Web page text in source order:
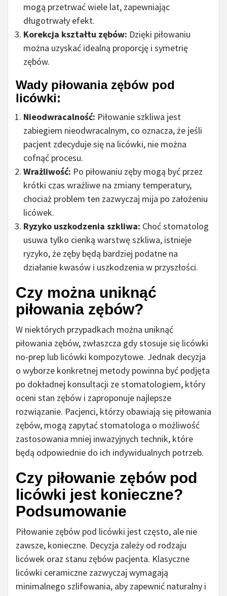
mogą przetrwać wiele lat, zapewniając
długotrwały efekt.
Korekcja kształtu zębów: Dzięki piłowaniu
można uzyskać idealną proporcję i symetrię
zębów.
Wady piłowania zębów pod
licówki:
Nieodwracalność: Piłowanie szkliwa jest
zabiegiem nieodwracalnym, co oznacza, że jeśli
pacjent zdecyduje się na licówki, nie można
cofnąć procesu.
Wrażliwość: Po piłowaniu zęby mogą być przez
krótki czas wrażliwe na zmiany temperatury,
chociaż problem ten zazwyczaj mija po założeniu
licówek.
Ryzyko uszkodzenia szkliwa: Choć stomatolog
usuwa tylko cienką warstwę szkliwa, istnieje
ryzyko, że zęby będą bardziej podatne na
działanie kwasów i uszkodzenia w przyszłości.
Czy można uniknąć
piłowania zębów?
W niektórych przypadkach można uniknąć
piłowania zębów, zwłaszcza gdy stosuje się licówki
no-prep lub licówki kompozytowe. Jednak decyzja
o wyborze konkretnej metody powinna być podjęta
po dokładnej konsultacji ze stomatologiem, który
oceni stan zębów i zaproponuje najlepsze
rozwiązanie. Pacjenci, którzy obawiają się piłowania
zębów, mogą zapytać stomatologa o możliwość
zastosowania mniej inwazyjnych technik, które
będą odpowiednie do ich indywidualnych potrzeb.
Czy piłowanie zębów pod
licówki jest konieczne?
Podsumowanie
Piłowanie zębów pod licówki jest często, ale nie
zawsze, konieczne. Decyzja zależy od rodzaju
licówek oraz stanu zębów pacjenta. Klasyczne
licówki ceramiczne zazwyczaj wymagają
minimalnego szlifowania, aby zapewnić naturalny i